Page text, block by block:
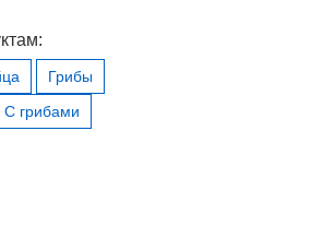
Грибы
С грибами